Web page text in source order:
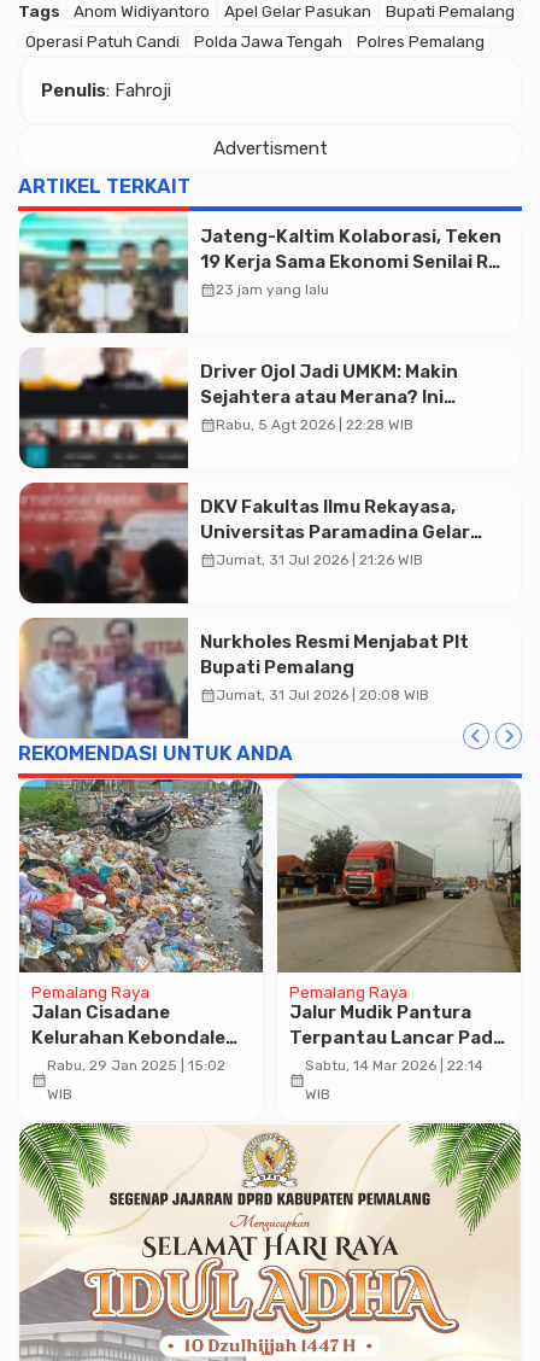
Tags Anom Widiyantoro Apel Gelar Pasukan
Bupati Pemalang
Operasi Patuh Candi
Polda Jawa Tengah Polres Pemalang
Penulis: Fahroji
Advertisment
ARTIKEL TERKAIT
Jateng-Kaltim Kolaborasi, Teken
19 Kerja Sama Ekonomi Senilai Rp
20,2 Triliun
calendar_month23 jam yang lalu
Driver Ojol Jadi UMKM: Makin
Sejahtera atau Merana? Ini
Temuan Diskusi Paramadina
calendar_monthRabu, 5 Agt 2026 | 22:28 WIB
DKV Fakultas Ilmu Rekayasa,
Universitas Paramadina Gelar
Diskusi Desain
calendar_monthJumat, 31 Jul 2026 | 21:26 WIB
Nurkholes Resmi Menjabat Plt
Bupati Pemalang
calendar_monthJumat, 31 Jul 2026 | 20:08 WIB
REKOMENDASI UNTUK ANDA
Pemalang Raya
Jalan Cisadane
Kelurahan Kebondalem,
Arah Menuju Kantor
Bupati Pemalang Banjir
calendar_month
Rabu, 29 Jan 2025 | 15:02
WIB
Pemalang Raya
Jalur Mudik Pantura
Terpantau Lancar Pada
H-7
calendar_month
Sabtu, 14 Mar 2026 | 22:14
WIB